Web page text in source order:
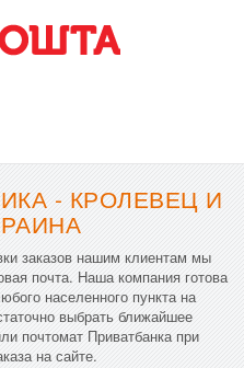
- КРОЛЕВЕЦ И
заказов нашим клиентам мы
почта. Наша компания готова
населенного пункта на
выбрать ближайшее
почтомат Приватбанка при
на сайте.